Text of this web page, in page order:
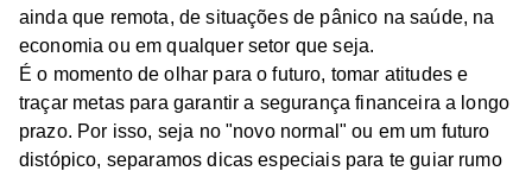
ainda que remota, de situações de pânico na saúde, na
economia ou em qualquer setor que seja.
É o momento de olhar para o futuro, tomar atitudes e
traçar metas para garantir a segurança financeira a longo
prazo. Por isso, seja no "novo normal" ou em um futuro
distópico, separamos dicas especiais para te guiar rumo